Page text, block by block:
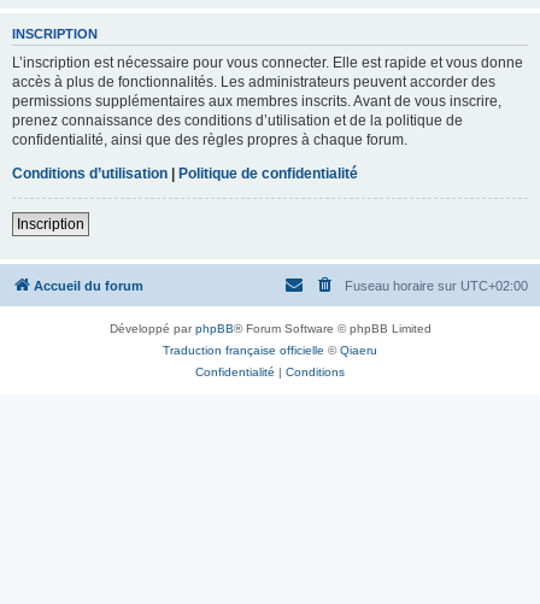
INSCRIPTION
L’inscription est nécessaire pour vous connecter. Elle est rapide et vous donne
accès à plus de fonctionnalités. Les administrateurs peuvent accorder des
permissions supplémentaires aux membres inscrits. Avant de vous inscrire,
prenez connaissance des conditions d’utilisation et de la politique de
confidentialité, ainsi que des règles propres à chaque forum.
Conditions d’utilisation | Politique de confidentialité
Inscription
Accueil du forum Fuseau horaire sur UTC+02:00
Développé parphpBB® Forum Software © phpBB Limited
Traduction française officielle ©Qiaeru
Confidentialité | Conditions